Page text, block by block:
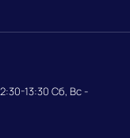
13:30 Сб, Вс -